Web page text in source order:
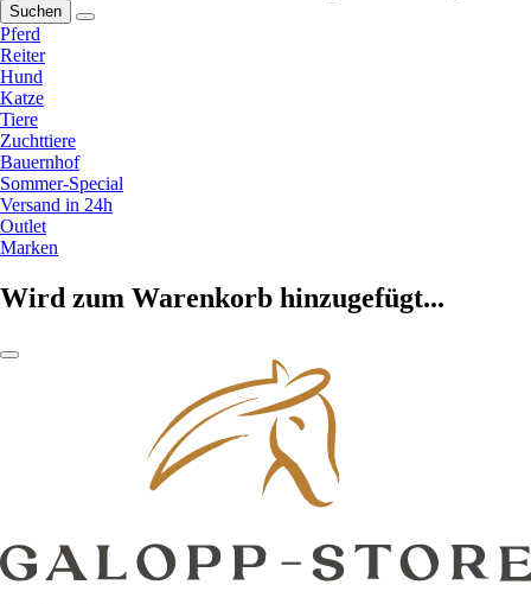
Suchen
Pferd
Reiter
Hund
Katze
Tiere
Zuchttiere
Bauernhof
Sommer-Special
Versand in 24h
Outlet
Marken
Wird zum Warenkorb hinzugefügt...